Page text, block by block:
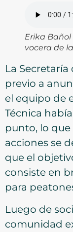
Erika
vocera de
La
previo a
el equipo de
Técnica
punto, lo
acciones se
que el
consiste en
para
Luego de
comunidad